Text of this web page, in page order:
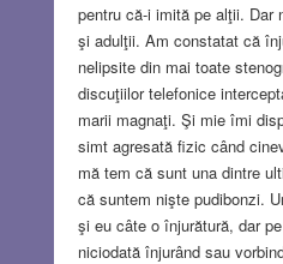
pentru că-i imită pe alţii. Dar
şi adulţii. Am constatat că
nelipsite din mai toate
discuţiilor telefonice
marii magnaţi. Şi mie îmi
simt agresată fizic când
mă tem că sunt una dintre
că suntem nişte pudibonzi.
şi eu câte o înjurătură, dar
niciodată înjurând sau